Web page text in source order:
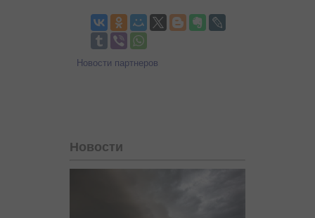
Новости партнеров
Новости